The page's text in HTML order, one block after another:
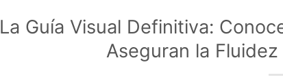
La Guía Visual Definitiva:
Aseguran la